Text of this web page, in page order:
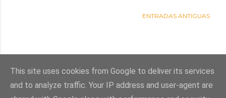
ENTRADAS ANTIGUAS
This site uses cookies from Google to deliver its services
and to analyze traffic. Your IP address and user-agent are